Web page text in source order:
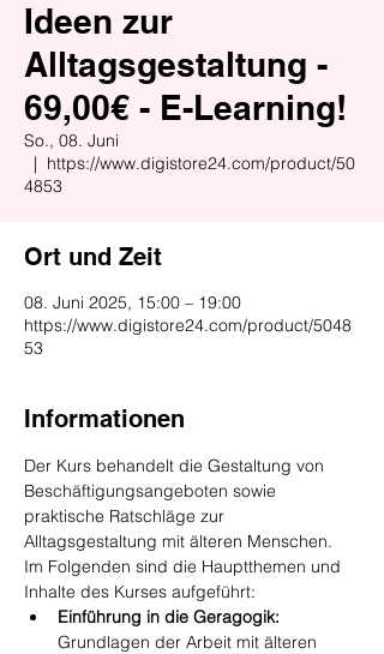
Ideen zur
Alltagsgestaltung -
69,00€ - E-Learning!
So., 08. Juni
  |
https://www.digistore24.com/product/50
4853
Ort und Zeit
08. Juni 2025, 15:00 – 19:00
https://www.digistore24.com/product/5048
53
Informationen
Der Kurs behandelt die Gestaltung von
Beschäftigungsangeboten sowie
praktische Ratschläge zur
Alltagsgestaltung mit älteren Menschen.
Im Folgenden sind die Hauptthemen und
Inhalte des Kurses aufgeführt:
Einführung in die Geragogik:
Grundlagen der Arbeit mit älteren